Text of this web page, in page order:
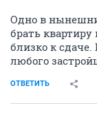
Одно в
брать
близко к
любого
ОТВЕТИТЬ